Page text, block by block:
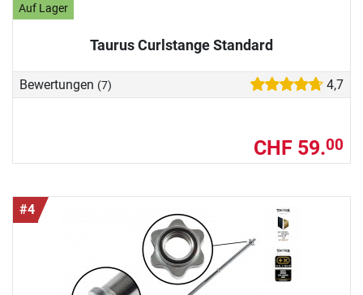
Auf Lager
Taurus Curlstange Standard
Bewertungen (7) 4,7
CHF 59.00
#4